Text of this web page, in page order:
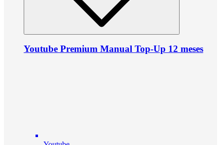
Youtube Premium Manual Top-Up 12 meses